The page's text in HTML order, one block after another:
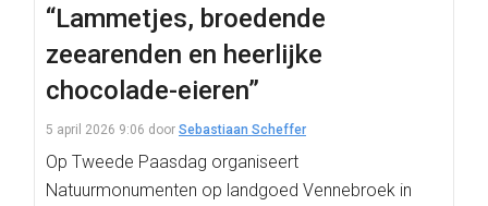
“Lammetjes, broedende
zeearenden en heerlijke
chocolade-eieren”
5 april 2026 9:06 door Sebastiaan Scheffer
Op Tweede Paasdag organiseert
Natuurmonumenten op landgoed Vennebroek in